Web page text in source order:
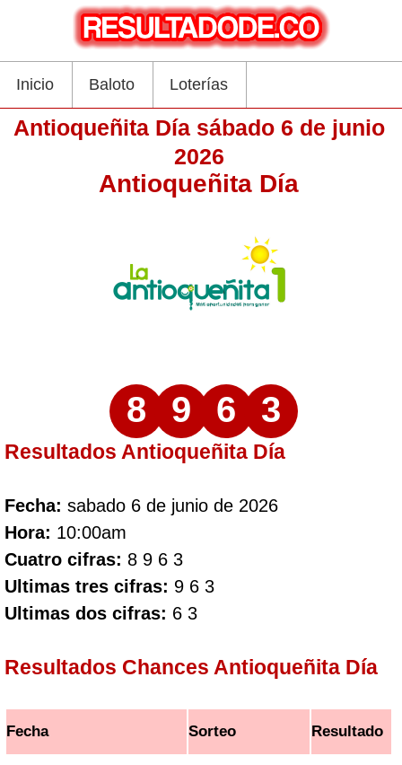
Inicio Baloto Loterías
Antioqueñita Día sábado 6 de junio
2026
Antioqueñita Día
8 9 6 3
Resultados Antioqueñita Día
Fecha: sabado 6 de junio de 2026
Hora: 10:00am
Cuatro cifras: 8 9 6 3
Ultimas tres cifras: 9 6 3
Ultimas dos cifras: 6 3
Resultados Chances Antioqueñita Día
Fecha Sorteo Resultado